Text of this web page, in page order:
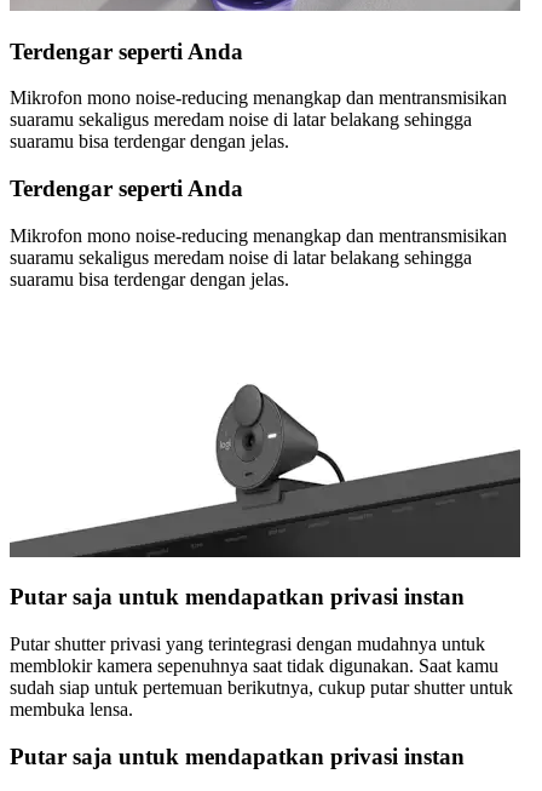
Terdengar seperti Anda
Mikrofon mono noise-reducing menangkap dan mentransmisikan
suaramu sekaligus meredam noise di latar belakang sehingga
suaramu bisa terdengar dengan jelas.
Terdengar seperti Anda
Mikrofon mono noise-reducing menangkap dan mentransmisikan
suaramu sekaligus meredam noise di latar belakang sehingga
suaramu bisa terdengar dengan jelas.
Putar saja untuk mendapatkan privasi instan
Putar shutter privasi yang terintegrasi dengan mudahnya untuk
memblokir kamera sepenuhnya saat tidak digunakan. Saat kamu
sudah siap untuk pertemuan berikutnya, cukup putar shutter untuk
membuka lensa.
Putar saja untuk mendapatkan privasi instan